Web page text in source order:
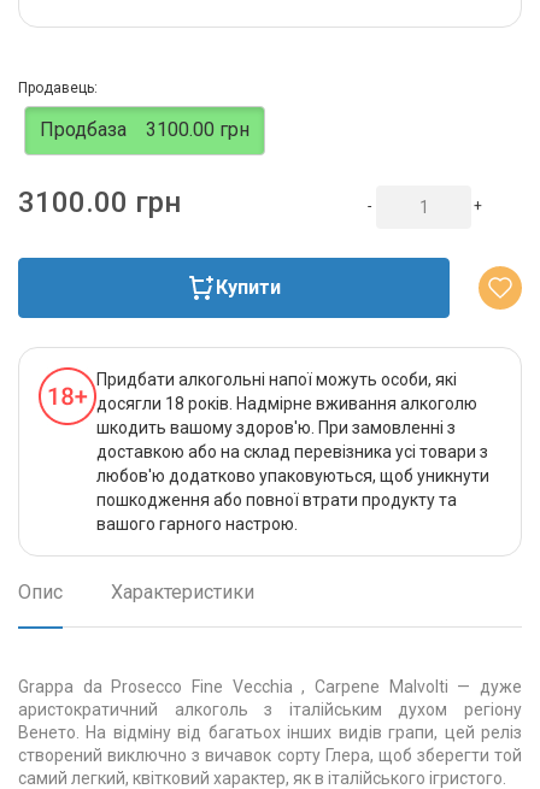
Продавець:
Продбаза 3100.00 грн
3100.00 грн - +
Купити
Придбати алкогольні напої можуть особи, які
досягли 18 років. Надмірне вживання алкоголю
шкодить вашому здоров'ю. При замовленні з
доставкою або на склад перевізника усі товари з
любов'ю додатково упаковуються, щоб уникнути
пошкодження або повної втрати продукту та
вашого гарного настрою.
Опис Характеристики
Grappa da Prosecco Fine Vecchia , Carpene Malvolti — дуже
аристократичний алкоголь з італійським духом регіону
Венето. На відміну від багатьох інших видів грапи, цей реліз
створений виключно з вичавок сорту Глера, щоб зберегти той
самий легкий, квітковий характер, як в італійського ігристого.